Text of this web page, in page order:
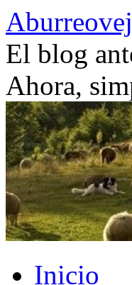
Saltar
al
contenido
El blog
Ahora,
Inicio